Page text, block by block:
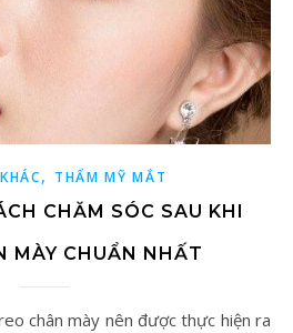
, THẨM MỸ MẮT
CHĂM SÓC SAU KHI
MÀY CHUẨN NHẤT